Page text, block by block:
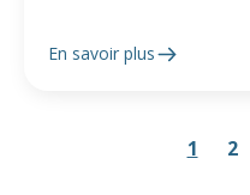
En savoir plus
1 2